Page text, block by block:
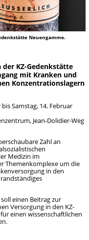
Neuengamme.
KZ-Gedenkstätte
mit Kranken und
Konzentrationslagern
Samstag, 14. Februar
Jean-Dolidier-Weg
Zahl an
Medizin im
Themenkomplexe um die
in den
einen Beitrag zur
Versorgung in den KZ-
einen wissenschaftlichen